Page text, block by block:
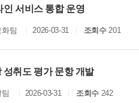
인 서비스 통합 운영
팀 2026-03-31 조회수201
성취도 평가 문항 개발
2026-03-31 조회수 242